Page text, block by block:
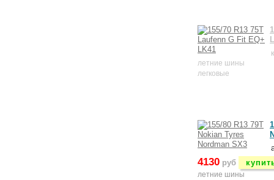
летние шины
легковые
4130 руб
летние шины